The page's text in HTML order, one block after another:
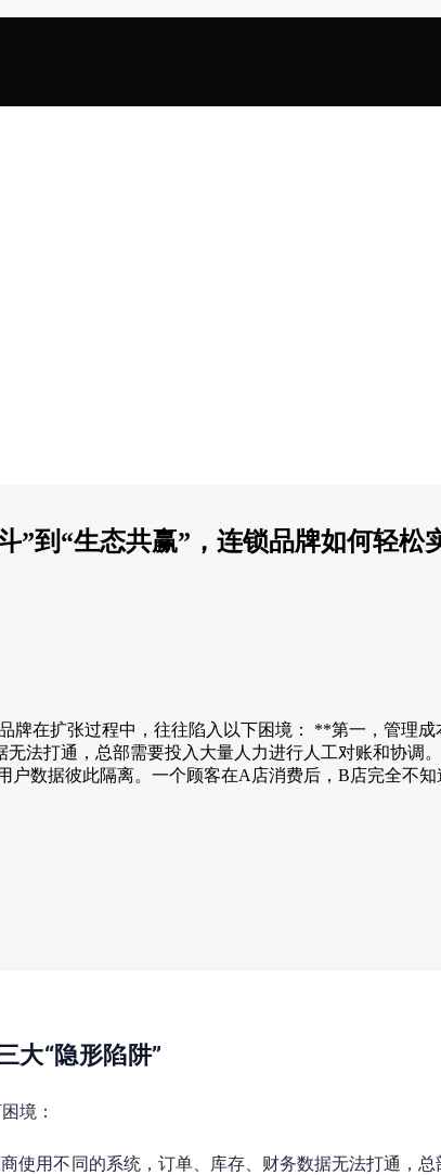
”到“生态共赢”，连锁品牌如何轻松
牌在扩张过程中，往往陷入以下困境： **第一，管理
法打通，总部需要投入大量人力进行人工对账和协调
数据彼此隔离。一个顾客在A店消费后，B店完全不知
大“隐形陷阱”
境：
使用不同的系统，订单、库存、财务数据无法打通，总